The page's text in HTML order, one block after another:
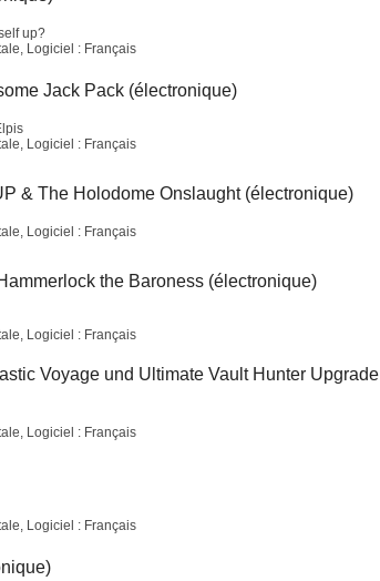
up?
Logiciel : Français
Jack Pack (électronique)
Logiciel : Français
& The Holodome Onslaught (électronique)
Logiciel : Français
the Baroness (électronique)
Logiciel : Français
Voyage und Ultimate Vault Hunter Upgrade
Logiciel : Français
Logiciel : Français